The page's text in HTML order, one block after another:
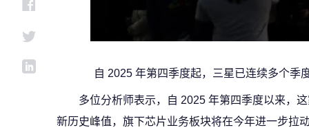
自 2025 年第四季度起，三星已连续多个季
多位分析师表示，自 2025 年第四季度以来，
新历史峰值，旗下芯片业务板块将在今年进一步拉